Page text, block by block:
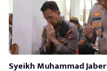
Syeikh Muhammad Jaber